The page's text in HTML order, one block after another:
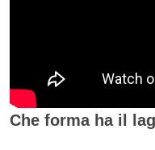
Che forma ha il